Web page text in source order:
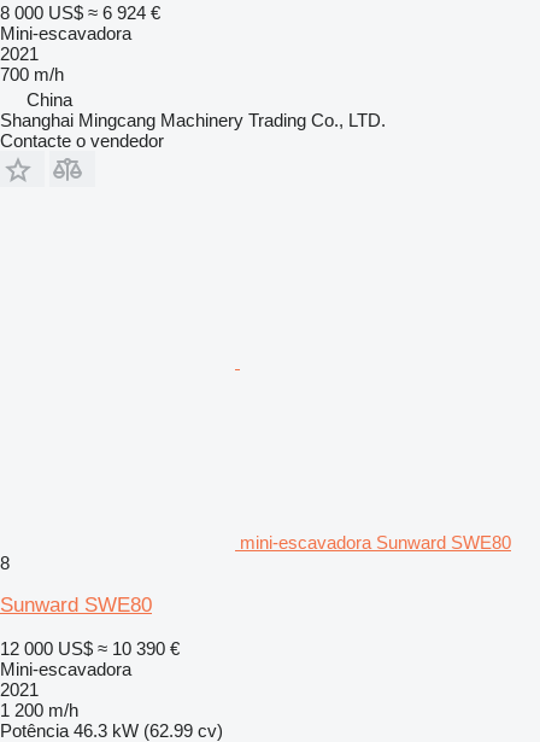
8 000 US$ ≈ 6 924 €
Mini-escavadora
2021
700 m/h
China
Shanghai Mingcang Machinery Trading Co., LTD.
Contacte o vendedor
mini-escavadora Sunward SWE80
8
Sunward SWE80
12 000 US$ ≈ 10 390 €
Mini-escavadora
2021
1 200 m/h
Potência 46.3 kW (62.99 cv)